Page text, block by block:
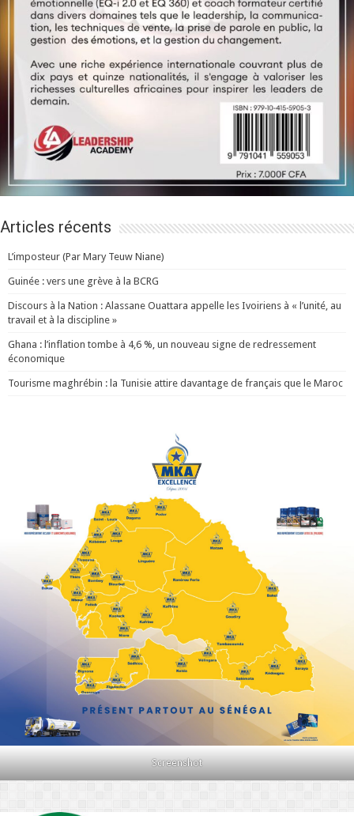
Articles récents
L’imposteur (Par Mary Teuw Niane)
Guinée : vers une grève à la BCRG
Discours à la Nation : Alassane Ouattara appelle les Ivoiriens à « l’unité, au
travail et à la discipline »
Ghana : l’inflation tombe à 4,6 %, un nouveau signe de redressement
économique
Tourisme maghrébin : la Tunisie attire davantage de français que le Maroc
Screenshot